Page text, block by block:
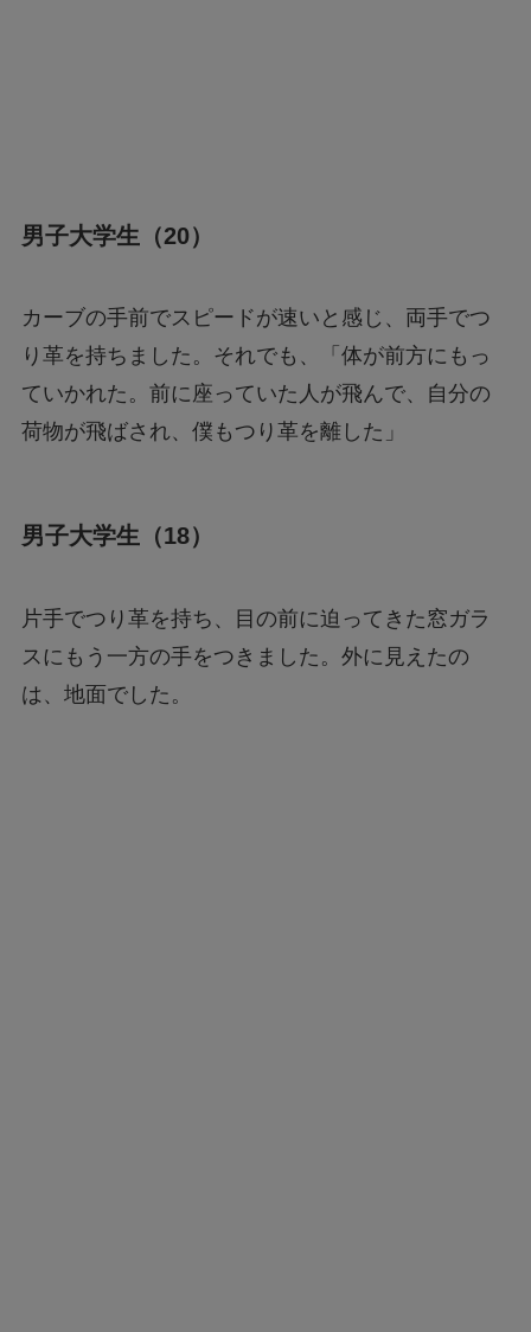
男子大学生（20）
カーブの手前でスピードが速いと感じ、両手でつ
り革を持ちました。それでも、「体が前方にもっ
ていかれた。前に座っていた人が飛んで、自分の
荷物が飛ばされ、僕もつり革を離した」
男子大学生（18）
片手でつり革を持ち、目の前に迫ってきた窓ガラ
スにもう一方の手をつきました。外に見えたの
は、地面でした。